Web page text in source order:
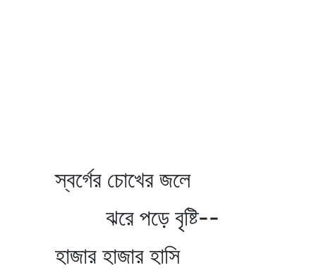
স্বর্গের চোখের জলে
ঝরে পড়ে বৃষ্টি--
হাজার হাজার হাসি